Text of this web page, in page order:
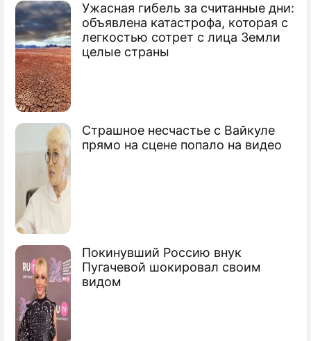
Ужасная гибель за считанные дни:
объявлена катастрофа, которая с
легкостью сотрет с лица Земли
целые страны
Страшное несчастье с Вайкуле
прямо на сцене попало на видео
Покинувший Россию внук
Пугачевой шокировал своим
видом
Фоторепортаж
Свадьбы не вышло: 5 ярких звездных пар
прошлого, которые не дошли до ЗАГСа